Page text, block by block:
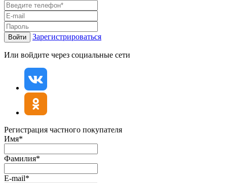
Войти Зарегистрироваться
Или войдите через социальные сети
Регистрация частного покупателя
Имя*
Фамилия*
E-mail*